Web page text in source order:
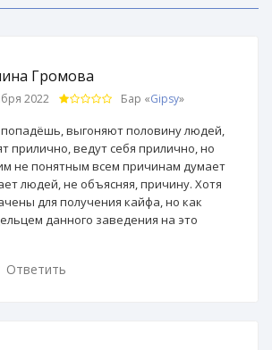
Громова
2022 Бар «Gipsy»
попадёшь, выгоняют половину людей,
прилично, ведут себя прилично, но
не понятным всем причинам думает
людей, не объясняя, причину. Хотя
для получения кайфа, но как
данного заведения на это
Ответить